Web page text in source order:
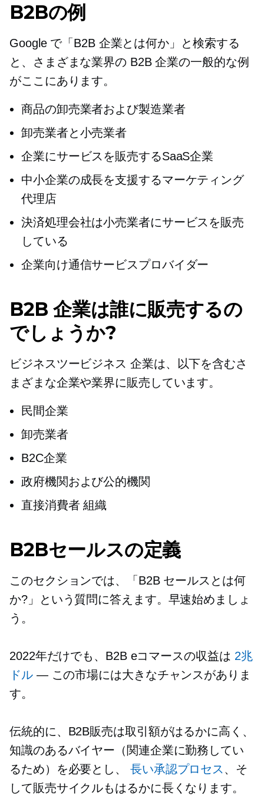
B2Bの例
Google で「B2B 企業とは何か」と検索する
と、さまざまな業界の B2B 企業の一般的な例
がここにあります。
商品の卸売業者および製造業者
卸売業者と小売業者
企業にサービスを販売するSaaS企業
中小企業の成長を支援するマーケティング
代理店
決済処理会社は小売業者にサービスを販売
している
企業向け通信サービスプロバイダー
B2B 企業は誰に販売するの
でしょうか?
ビジネスツービジネス 企業は、以下を含むさ
まざまな企業や業界に販売しています。
民間企業
卸売業者
B2C企業
政府機関および公的機関
直接消費者組織
B2Bセールスの定義
このセクションでは、「B2B セールスとは何
か?」という質問に答えます。早速始めましょ
う。
2022年だけでも、B2B eコマースの収益は 2兆
ドル— この市場には大きなチャンスがありま
す。
伝統的に、B2B販売は取引額がはるかに高く、
知識のあるバイヤー（関連企業に勤務してい
るため）を必要とし、 長い承認プロセス 、そ
して販売サイクルもはるかに長くなります。